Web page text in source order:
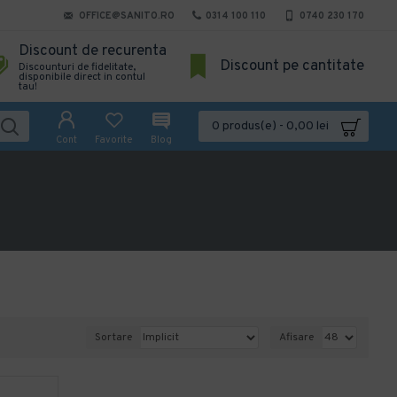
OFFICE@SANITO.RO 0314 100 110 0740 230 170
Discount de recurenta
Discounturi de fidelitate,
disponibile direct in contul
tau!
Discount pe cantitate
Cont Favorite Blog
0 produs(e) - 0,00 lei
Sortare Afisare